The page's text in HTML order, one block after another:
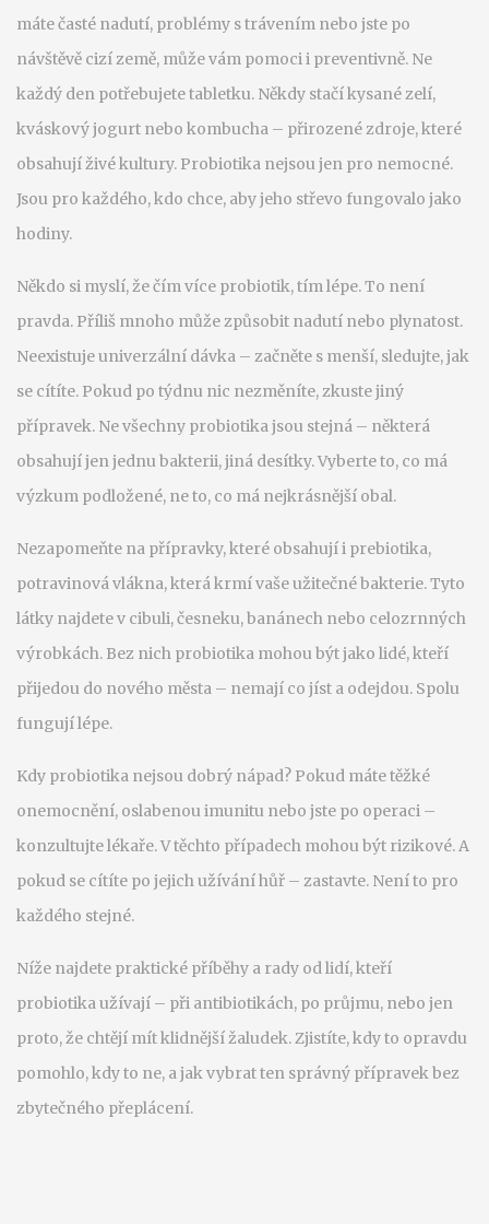
máte časté nadutí, problémy s trávením nebo jste po
návštěvě cizí země, může vám pomoci i preventivně. Ne
každý den potřebujete tabletku. Někdy stačí kysané zelí,
kváskový jogurt nebo kombucha – přirozené zdroje, které
obsahují živé kultury. Probiotika nejsou jen pro nemocné.
Jsou pro každého, kdo chce, aby jeho střevo fungovalo jako
hodiny.
Někdo si myslí, že čím více probiotik, tím lépe. To není
pravda. Příliš mnoho může způsobit nadutí nebo plynatost.
Neexistuje univerzální dávka – začněte s menší, sledujte, jak
se cítíte. Pokud po týdnu nic nezměníte, zkuste jiný
přípravek. Ne všechny probiotika jsou stejná – některá
obsahují jen jednu bakterii, jiná desítky. Vyberte to, co má
výzkum podložené, ne to, co má nejkrásnější obal.
Nezapomeňte na přípravky, které obsahují i prebiotika,
potravinová vlákna, která krmí vaše užitečné bakterie. Tyto
látky najdete v cibuli, česneku, banánech nebo celozrnných
výrobkách. Bez nich probiotika mohou být jako lidé, kteří
přijedou do nového města – nemají co jíst a odejdou. Spolu
fungují lépe.
Kdy probiotika nejsou dobrý nápad? Pokud máte těžké
onemocnění, oslabenou imunitu nebo jste po operaci –
konzultujte lékaře. V těchto případech mohou být rizikové. A
pokud se cítíte po jejich užívání hůř – zastavte. Není to pro
každého stejné.
Níže najdete praktické příběhy a rady od lidí, kteří
probiotika užívají – při antibiotikách, po průjmu, nebo jen
proto, že chtějí mít klidnější žaludek. Zjistíte, kdy to opravdu
pomohlo, kdy to ne, a jak vybrat ten správný přípravek bez
zbytečného přeplácení.